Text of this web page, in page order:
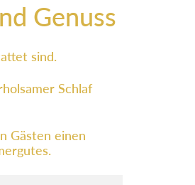
Genuss
sind.
Schlaf
Gästen einen